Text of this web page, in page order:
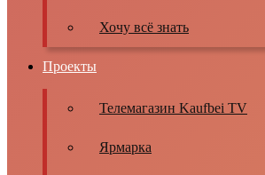
Хочу всё знать
Проекты
Телемагазин Kaufbei TV
Ярмарка